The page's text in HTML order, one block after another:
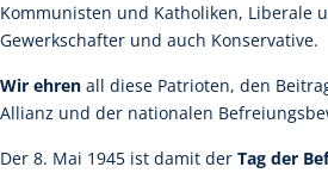
Kommunisten und Katholiken, Liberale
Gewerkschafter und auch Konservative.
Wir ehren all diese Patrioten, den
Allianz und der nationalen
Der 8. Mai 1945 ist damit der Tag der